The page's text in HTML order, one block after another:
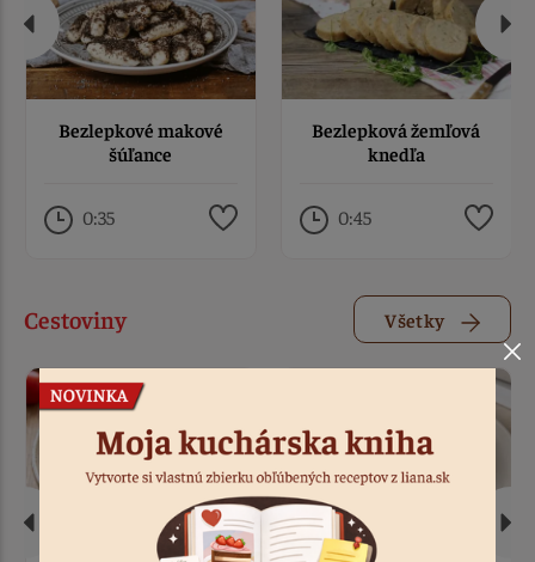
Bezlepkové makové
šúľance
0:35
Bezlepková žemľová
knedľa
0:45
Cestoviny Všetky